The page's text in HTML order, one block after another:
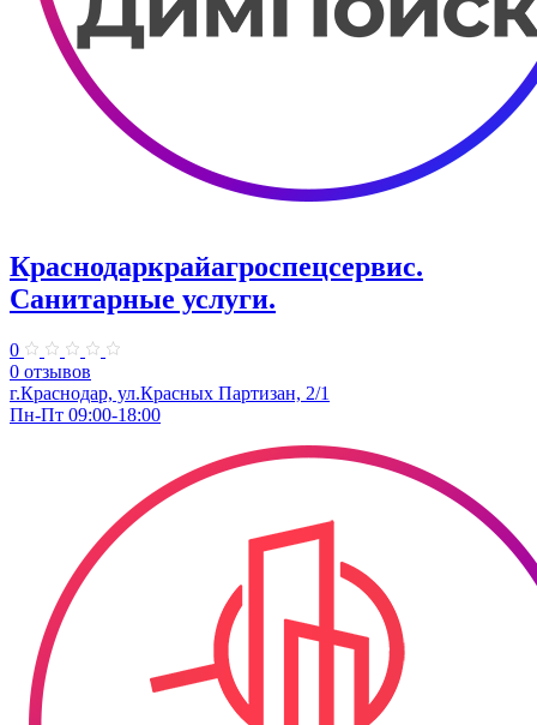
Краснодаркрайагроспецсервис.
Санитарные услуги.
0
0 отзывов
г.Краснодар, ул.Красных Партизан, 2/1
Пн-Пт 09:00-18:00